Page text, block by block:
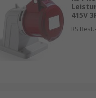
415V
RS